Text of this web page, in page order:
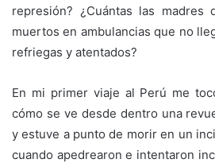
represión? ¿Cuántas las
muertos en ambulancias que no
refriegas y atentados?
En mi primer viaje al Perú me
cómo se ve desde dentro una
y estuve a punto de morir en un
cuando apedrearon e intentaron